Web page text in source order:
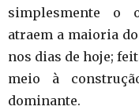
simplesmente o
atraem a maioria
nos dias de hoje;
meio à
dominante.